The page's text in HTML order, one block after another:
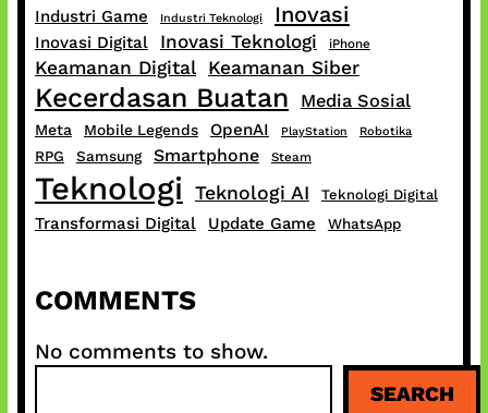
Industri Game Industri Teknologi Inovasi
Inovasi Digital Inovasi Teknologi iPhone
Keamanan Digital Keamanan Siber
Kecerdasan Buatan Media Sosial
Meta Mobile Legends OpenAI PlayStation Robotika
RPG Samsung Smartphone Steam
Teknologi Teknologi AI Teknologi Digital
Transformasi Digital Update Game WhatsApp
COMMENTS
No comments to show.
SEARCH